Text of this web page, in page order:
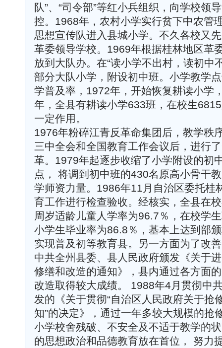
队”、“司令部”等红小兵组织，向学校领
控。1968年，农村小学实行贫下中农管
思想宣传队进入县城小学。不久各校又
革委领导学校。1969年根据桂林地区革
放到大队办。在“读小学不出村，读初中
部分大队小学，附设初中班。小学教学
学普及率，1972年，开始恢复耕读小学
年，全县有耕读小学633班，在校生
一定作用。
1976年粉碎江青反革命集团后，教学秩
三中全会和全国教育工作会议后，进行
革。1979年起逐步收缩了小学附设的初
点， 将调到初中班的430名原高小骨干
学师资力量。1986年11月自治区委托桂
育工作进行检查验收。经核实，全县在
周岁适龄儿童人学率为96.7％，在校学
小学生毕业率为86.8％，基本上达到部
实现普及初等教育县。另一方面为了改
中共全州县委、县人民政府颁发《关于
修缮和改造的通知》，县内通过各方面
改造取得较大成绩。 1988年4月贯彻中
发的《关于贯彻“自治区人民政府关于抢
知”的决定》，通过一年多较大规模的抢
小学校舍残破、不安全及不适于教学的
的思想政治和品德教育放在首位， 努力